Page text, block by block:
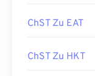
ChST Zu EAT
ChST Zu HKT